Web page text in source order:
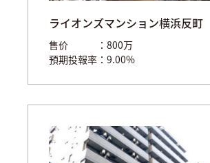
ライオンズマンション横浜反町
售价
800万
預期投報率
9.00%